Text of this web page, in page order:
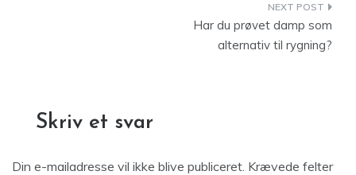
Har du prøvet damp som
alternativ til rygning?
Skriv et svar
Din e-mailadresse vil ikke blive publiceret. Krævede felter